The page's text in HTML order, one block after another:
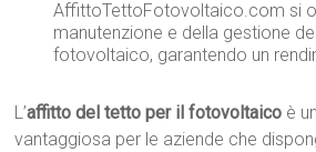
AffittoTettoFotovoltaico.com si
manutenzione e della gestione
fotovoltaico, garantendo un
L’affitto del tetto per il fotovoltaico è
vantaggiosa per le aziende che